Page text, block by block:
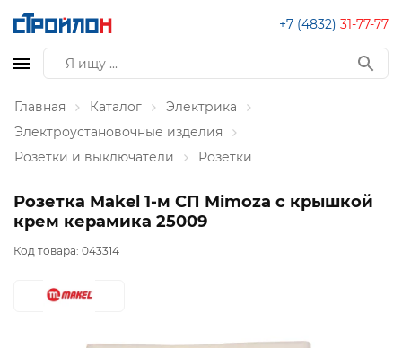
+7 (4832) 31-77-77
Главная Каталог
Электрика
Электроустановочные изделия
Розетки и выключатели
Розетки
Розетка Makel 1-м СП Mimoza с крышкой
крем керамика 25009
Код товара: 043314